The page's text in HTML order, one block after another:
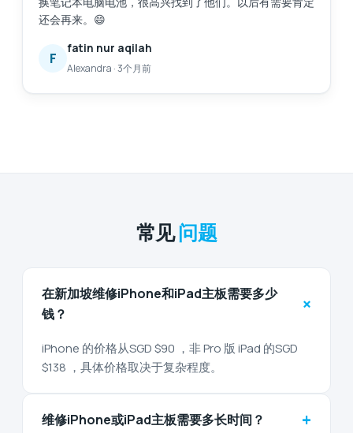
还会再来。😄
F
fatin nur aqilah
Alexandra ·3个月前
常见问题
在新加坡维修iPhone和iPad主板需要多少
钱？
+
iPhone 的价格从SGD $90 ，非 Pro 版 iPad 的SGD
$138 ，具体价格取决于复杂程度。
维修iPhone或iPad主板需要多长时间？ +